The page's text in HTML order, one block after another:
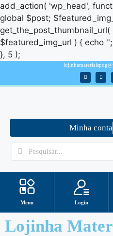
add_action( 'wp_head',
global $post;
$featured_img_url ) { echo '
}, 5 );
Minha conta
Menu Login
Lojinha